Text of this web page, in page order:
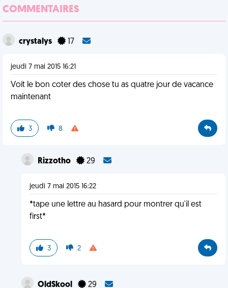
COMMENTAIRES
crystalys 17
jeudi 7 mai 2015 16:21
Voit le bon coter des chose tu as quatre jour de vacance
maintenant
3 8
Rizzotho 29
jeudi 7 mai 2015 16:22
*tape une lettre au hasard pour montrer qu'il est
first*
3 2
OldSkool 29